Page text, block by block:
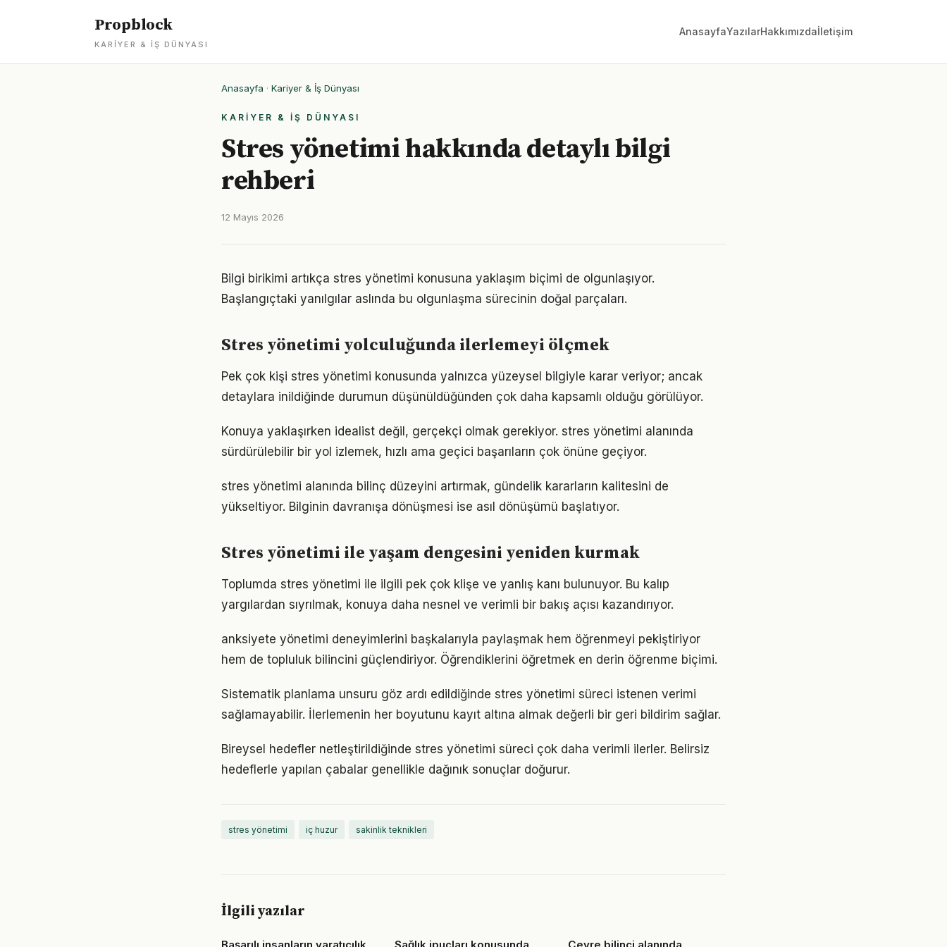
Propblock
KARIYER & İŞ DÜNYASI
AnasayfaYazılarHakkımızdaİletişim
Anasayfa · Kariyer & İş Dünyası
KARIYER & İŞ DÜNYASI
Stres yönetimi hakkında detaylı bilgi
rehberi
12 Mayıs 2026
Bilgi birikimi artıkça stres yönetimi konusuna yaklaşım biçimi de olgunlaşıyor.
Başlangıçtaki yanılgılar aslında bu olgunlaşma sürecinin doğal parçaları.
Stres yönetimi yolculuğunda ilerlemeyi ölçmek
Pek çok kişi stres yönetimi konusunda yalnızca yüzeysel bilgiyle karar veriyor; ancak
detaylara inildiğinde durumun düşünüldüğünden çok daha kapsamlı olduğu görülüyor.
Konuya yaklaşırken idealist değil, gerçekçi olmak gerekiyor. stres yönetimi alanında
sürdürülebilir bir yol izlemek, hızlı ama geçici başarıların çok önüne geçiyor.
stres yönetimi alanında bilinç düzeyini artırmak, gündelik kararların kalitesini de
yükseltiyor. Bilginin davranışa dönüşmesi ise asıl dönüşümü başlatıyor.
Stres yönetimi ile yaşam dengesini yeniden kurmak
Toplumda stres yönetimi ile ilgili pek çok klişe ve yanlış kanı bulunuyor. Bu kalıp
yargılardan sıyrılmak, konuya daha nesnel ve verimli bir bakış açısı kazandırıyor.
anksiyete yönetimi deneyimlerini başkalarıyla paylaşmak hem öğrenmeyi pekiştiriyor
hem de topluluk bilincini güçlendiriyor. Öğrendiklerini öğretmek en derin öğrenme biçimi.
Sistematik planlama unsuru göz ardı edildiğinde stres yönetimi süreci istenen verimi
sağlamayabilir. İlerlemenin her boyutunu kayıt altına almak değerli bir geri bildirim sağlar.
Bireysel hedefler netleştirildiğinde stres yönetimi süreci çok daha verimli ilerler. Belirsiz
hedeflerle yapılan çabalar genellikle dağınık sonuçlar doğurur.
stres yönetimi iç huzur sakinlik teknikleri
İlgili yazılar